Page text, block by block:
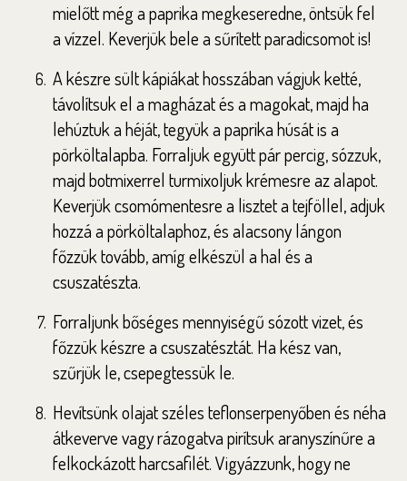
mielőtt még a paprika megkeseredne, öntsük fel
a vízzel. Keverjük bele a sűrített paradicsomot is!
A készre sült kápiákat hosszában vágjuk ketté,
távolítsuk el a magházat és a magokat, majd ha
lehúztuk a héját, tegyük a paprika húsát is a
pörköltalapba. Forraljuk együtt pár percig, sózzuk,
majd botmixerrel turmixoljuk krémesre az alapot.
Keverjük csomómentesre a lisztet a tejföllel, adjuk
hozzá a pörköltalaphoz, és alacsony lángon
főzzük tovább, amíg elkészül a hal és a
csuszatészta.
Forraljunk bőséges mennyiségű sózott vizet, és
főzzük készre a csuszatésztát. Ha kész van,
szűrjük le, csepegtessük le.
Hevítsünk olajat széles teflonserpenyőben és néha
átkeverve vagy rázogatva pirítsuk aranyszínűre a
felkockázott harcsafilét. Vigyázzunk, hogy ne